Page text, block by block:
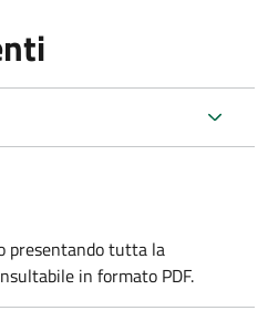
presentando tutta la
in formato PDF.